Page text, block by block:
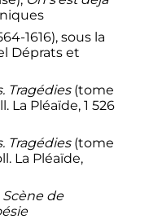
1616), sous la
Déprats et
Tragédies(tome
La Pléaïde, 1 526
Tragédies(tome
La Pléaïde,
Scène de